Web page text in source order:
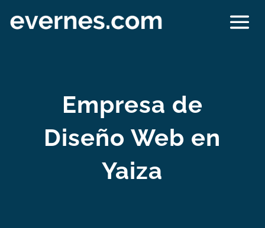
Empresa de
Diseño Web en
Yaiza